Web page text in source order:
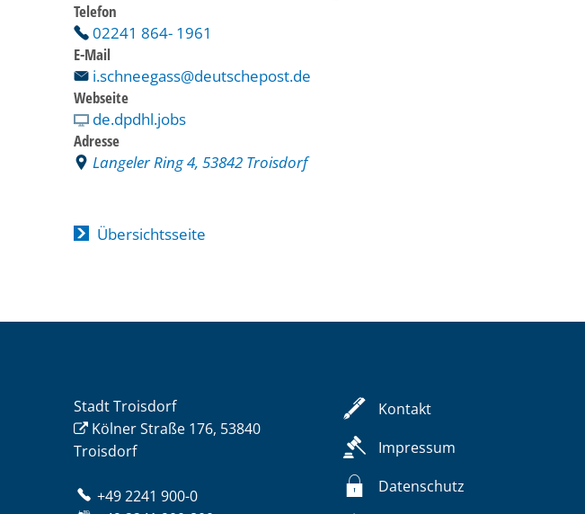
Telefon
02241 864- 1961
E-Mail
i.schneegass@deutschepost.de
Webseite
de.dpdhl.jobs
Adresse
Langeler Ring 4, 53842 Troisdorf
Übersichtsseite
Stadt Troisdorf
Kölner Straße 176, 53840
Troisdorf
+49 2241 900-0
Kontakt
Impressum
Datenschutz